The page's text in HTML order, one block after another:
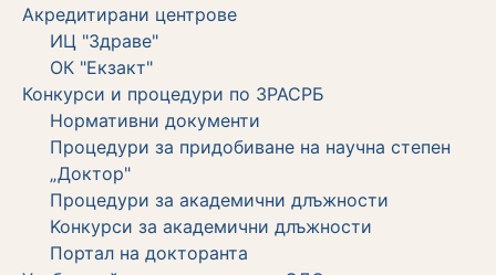
Акредитирани центрове
ИЦ "Здраве"
ОК "Екзакт"
Конкурси и процедури по ЗРАСРБ
Нормативни документи
Процедури за придобиване на научна степен
„Доктор"
Процедури за академични длъжности
Koнкурси за академични длъжности
Портал на докторанта